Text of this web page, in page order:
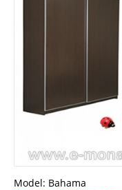
Model: Bahama